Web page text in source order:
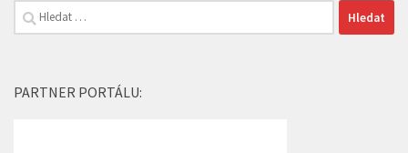
Vyhledávání
PARTNER PORTÁLU: